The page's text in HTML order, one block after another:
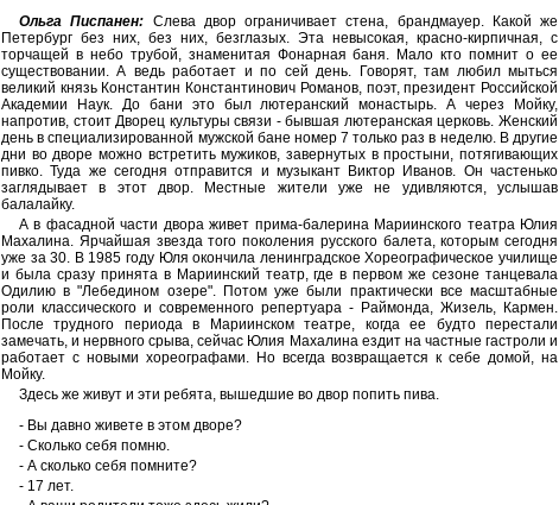
Ольга Писпанен: Слева двор ограничивает стена, брандмауер. Какой же
Петербург без них, без них, безглазых. Эта невысокая, красно-кирпичная, с
торчащей в небо трубой, знаменитая Фонарная баня. Мало кто помнит о ее
существовании. А ведь работает и по сей день. Говорят, там любил мыться
великий князь Константин Константинович Романов, поэт, президент Российской
Академии Наук. До бани это был лютеранский монастырь. А через Мойку,
напротив, стоит Дворец культуры связи - бывшая лютеранская церковь. Женский
день в специализированной мужской бане номер 7 только раз в неделю. В другие
дни во дворе можно встретить мужиков, завернутых в простыни, потягивающих
пивко. Туда же сегодня отправится и музыкант Виктор Иванов. Он частенько
заглядывает в этот двор. Местные жители уже не удивляются, услышав
балалайку.
А в фасадной части двора живет прима-балерина Мариинского театра Юлия
Махалина. Ярчайшая звезда того поколения русского балета, которым сегодня
уже за 30. В 1985 году Юля окончила ленинградское Хореографическое училище
и была сразу принята в Мариинский театр, где в первом же сезоне танцевала
Одилию в "Лебедином озере". Потом уже были практически все масштабные
роли классического и современного репертуара - Раймонда, Жизель, Кармен.
После трудного периода в Мариинском театре, когда ее будто перестали
замечать, и нервного срыва, сейчас Юлия Махалина ездит на частные гастроли и
работает с новыми хореографами. Но всегда возвращается к себе домой, на
Мойку.
Здесь же живут и эти ребята, вышедшие во двор попить пива.
- Вы давно живете в этом дворе?
- Сколько себя помню.
- А сколько себя помните?
- 17 лет.